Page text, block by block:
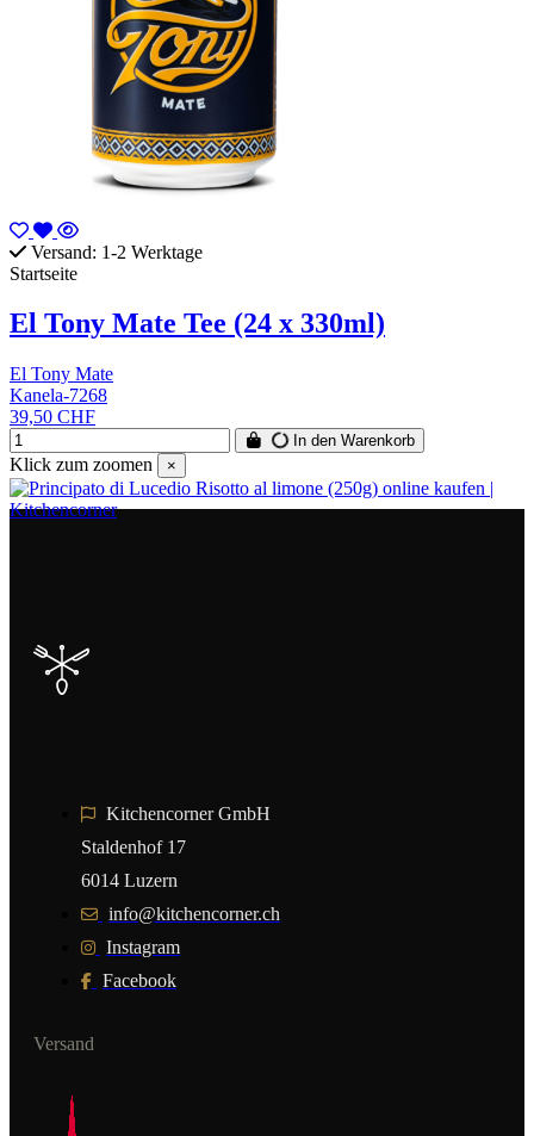
Versand: 1-2 Werktage
Startseite
El Tony Mate Tee (24 x 330ml)
El Tony Mate
Kanela-7268
39,50 CHF
In den Warenkorb
Klick zum zoomen ×
Kitchencorner GmbH
Staldenhof 17
6014 Luzern
info@kitchencorner.ch
Instagram
Facebook
Versand